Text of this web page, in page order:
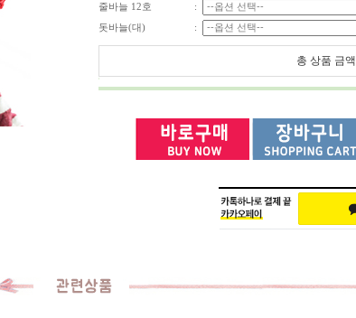
줄바늘 12호
:
돗바늘(대)
:
총 상품 금액